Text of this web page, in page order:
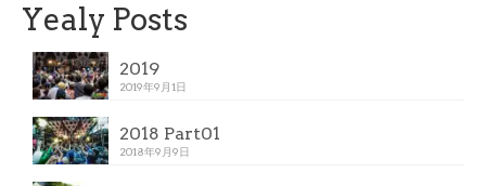
Yealy Posts
2019
2019年9月1日
2018 Part01
2018年9月9日